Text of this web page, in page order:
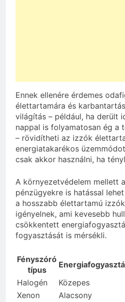
Ennek ellenére érdemes
élettartamára és
világítás – például, ha derült
nappal is folyamatosan ég a
– rövidítheti az izzók
energiatakarékos
csak akkor használni, ha
A környezetvédelem mellett
pénzügyekre is hatással
a hosszabb élettartamú
igényelnek, ami kevesebb
csökkentett
fogyasztását is mérsékli.
Fényszóró
típus
Halogén
Közepes
Xenon
Alacsony